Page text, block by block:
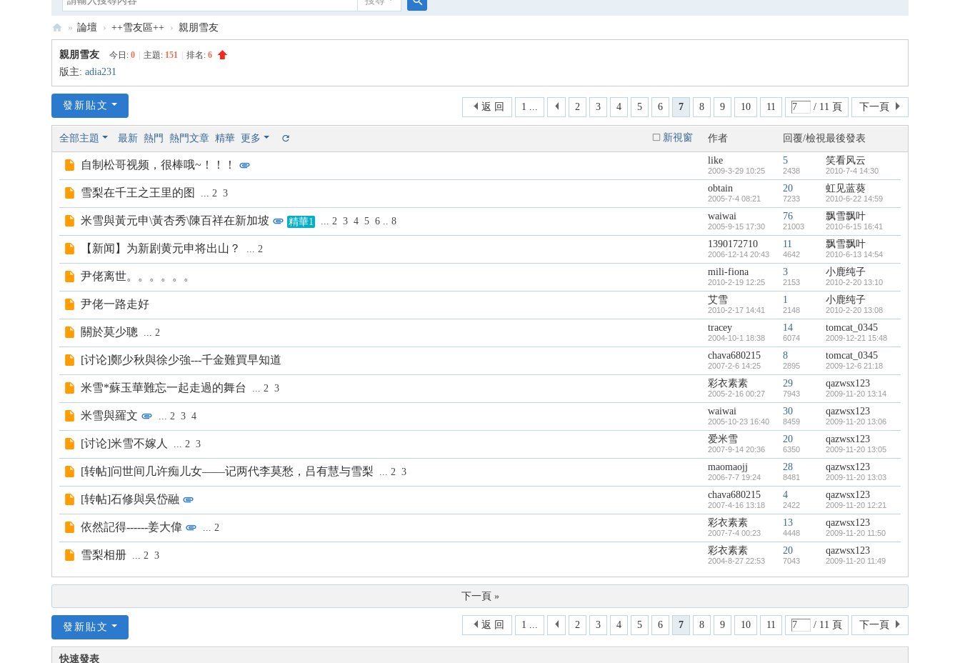
尋
:::
米
雪
雪
雪
壇
» 論壇 › ++雪友區++ › 親朋雪友
親朋雪友 今日: 0 主題: 151 排名: 6
版主: adia231
1 ... 2 3 4 5 6 7 8 9 10 11 / 11 頁 下一頁
返 回
發新貼文
新視窗
全部主題 最新 熱門 熱門文章 精華 更多 作者 回覆/檢視最後發表
自制松哥视频，很棒哦~！！！ like
2009-3-29 10:25
5
2438
笑看风云
2010-7-4 14:30
雪梨在千王之王里的图 ... 2 3 obtain
2005-7-4 08:21
20
7233
虹见蓝葵
2010-6-22 14:59
米雪與黃元申\黃杏秀\陳百祥在新加坡 精華1 ... 2 3 4 5 6 .. 8 waiwai
2005-9-15 17:30
76
21003
飘雪飘叶
2010-6-15 16:41
【新闻】为新剧黄元申将出山？ ... 2 1390172710
2006-12-14 20:43
11
4642
飘雪飘叶
2010-6-13 14:54
尹佬离世。。。。。。 mili-fiona
2010-2-19 12:25
3
2153
小鹿纯子
2010-2-20 13:10
尹佬一路走好 艾雪
2010-2-17 14:41
1
2148
小鹿纯子
2010-2-20 13:08
關於莫少聰 ... 2 tracey
2004-10-1 18:38
14
6074
tomcat_0345
2009-12-21 15:48
[讨论]鄭少秋與徐少強---千金難買早知道 chava680215
2007-2-6 14:25
8
2895
tomcat_0345
2009-12-6 21:18
米雪*蘇玉華難忘一起走過的舞台 ... 2 3 彩衣素素
2005-2-16 00:27
29
7943
qazwsx123
2009-11-20 13:14
米雪與羅文 ... 2 3 4 waiwai
2005-10-23 16:40
30
8459
qazwsx123
2009-11-20 13:06
[讨论]米雪不嫁人 ... 2 3 爱米雪
2007-9-14 20:36
20
6350
qazwsx123
2009-11-20 13:05
[转帖]问世间几许痴儿女——记两代李莫愁，吕有慧与雪梨 ... 2 3 maomaojj
2006-7-7 19:24
28
8481
qazwsx123
2009-11-20 13:03
[转帖]石修與吳岱融 chava680215
2007-4-16 13:18
4
2422
qazwsx123
2009-11-20 12:21
依然記得------姜大偉 ... 2 彩衣素素
2007-7-4 00:23
13
4448
qazwsx123
2009-11-20 11:50
雪梨相册 ... 2 3 彩衣素素
2004-8-27 22:53
20
7043
qazwsx123
2009-11-20 11:49
下一頁 »
1 ... 2 3 4 5 6 7 8 9 10 11 / 11 頁 下一頁
返 回
發新貼文
快速發表